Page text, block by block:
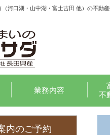
河口湖・山中湖・富士吉田 他）の不動
業務内容
不
内のご予約